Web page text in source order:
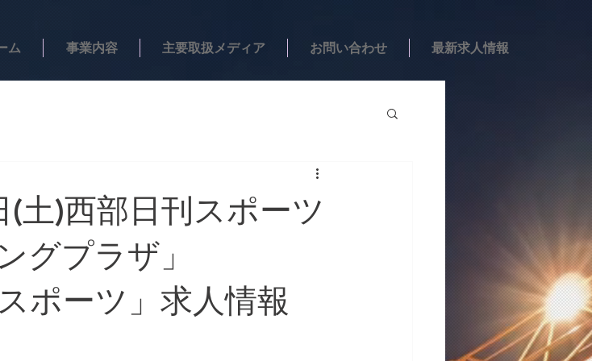
ム 事業内容 主要取扱メディア お問い合わせ 最新求人情報
土)西部日刊スポーツ
グプラザ」
ーツ」求人情報